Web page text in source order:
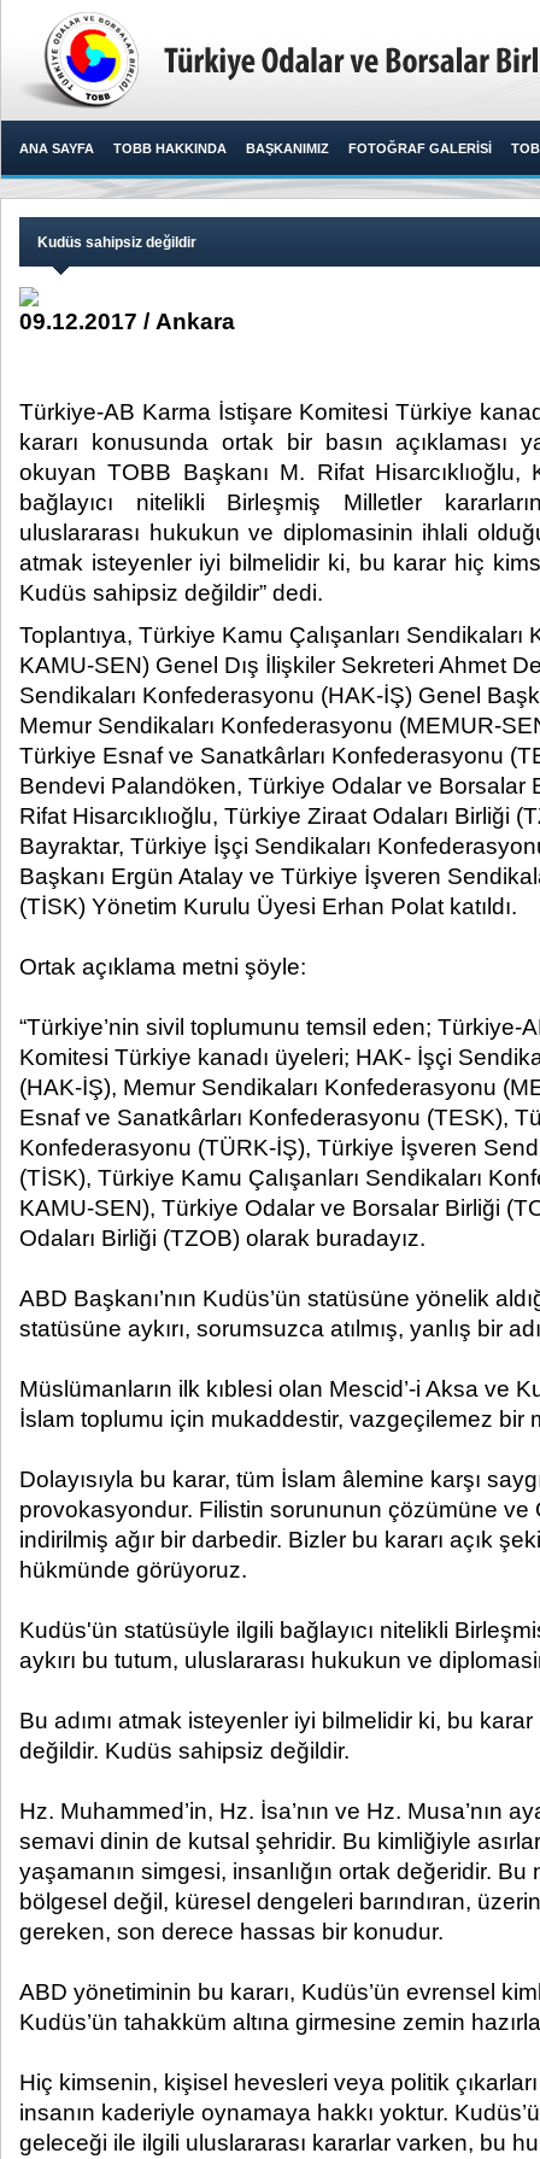
ANA SAYFA TOBB HAKKINDA BAŞKANIMIZ FOTOĞRAF GALERİSİ
Kudüs sahipsiz değildir
09.12.2017 / Ankara
Türkiye-AB Karma İstişare Komitesi Türkiye
kararı konusunda ortak bir basın açıklaması
okuyan TOBB Başkanı M. Rifat Hisarcıklıoğlu,
bağlayıcı nitelikli Birleşmiş Milletler
uluslararası hukukun ve diplomasinin ihlali
atmak isteyenler iyi bilmelidir ki, bu karar hiç
Kudüs sahipsiz değildir” dedi.​
Toplantıya, Türkiye Kamu Çalışanları
KAMU-SEN) Genel Dış İlişkiler Sekreteri Ahmet
Sendikaları Konfederasyonu (HAK-İŞ) Genel
Memur Sendikaları Konfederasyonu (MEMUR-
Türkiye Esnaf ve Sanatkârları Konfederasyonu
Bendevi Palandöken, Türkiye Odalar ve Borsalar
Rifat Hisarcıklıoğlu, Türkiye Ziraat Odaları Birliği
Bayraktar, Türkiye İşçi Sendikaları
Başkanı Ergün Atalay ve Türkiye İşveren
(TİSK) Yönetim Kurulu Üyesi Erhan Polat katıldı.
Ortak açıklama metni şöyle:
“Türkiye’nin sivil toplumunu temsil eden; Türkiye-
Komitesi Türkiye kanadı üyeleri; HAK- İşçi
(HAK-İŞ), Memur Sendikaları Konfederasyonu
Esnaf ve Sanatkârları Konfederasyonu (TESK),
Konfederasyonu (TÜRK-İŞ), Türkiye İşveren
(TİSK), Türkiye Kamu Çalışanları Sendikaları
KAMU-SEN), Türkiye Odalar ve Borsalar Birliği
Odaları Birliği (TZOB) olarak buradayız.
ABD Başkanı’nın Kudüs’ün statüsüne yönelik
statüsüne aykırı, sorumsuzca atılmış, yanlış bir
Müslümanların ilk kıblesi olan Mescid’-i Aksa ve
İslam toplumu için mukaddestir, vazgeçilemez bir
Dolayısıyla bu karar, tüm İslam âlemine karşı
provokasyondur. Filistin sorununun çözümüne ve
indirilmiş ağır bir darbedir. Bizler bu kararı açık
hükmünde görüyoruz.
Kudüs'ün statüsüyle ilgili bağlayıcı nitelikli
aykırı bu tutum, uluslararası hukukun ve
Bu adımı atmak isteyenler iyi bilmelidir ki, bu
değildir. Kudüs sahipsiz değildir.
Hz. Muhammed’in, Hz. İsa’nın ve Hz. Musa’nın
semavi dinin de kutsal şehridir. Bu kimliğiyle
yaşamanın simgesi, insanlığın ortak değeridir.
bölgesel değil, küresel dengeleri barındıran,
gereken, son derece hassas bir konudur.
ABD yönetiminin bu kararı, Kudüs’ün evrensel
Kudüs’ün tahakküm altına girmesine zemin
Hiç kimsenin, kişisel hevesleri veya politik
insanın kaderiyle oynamaya hakkı yoktur.
geleceği ile ilgili uluslararası kararlar varken, bu